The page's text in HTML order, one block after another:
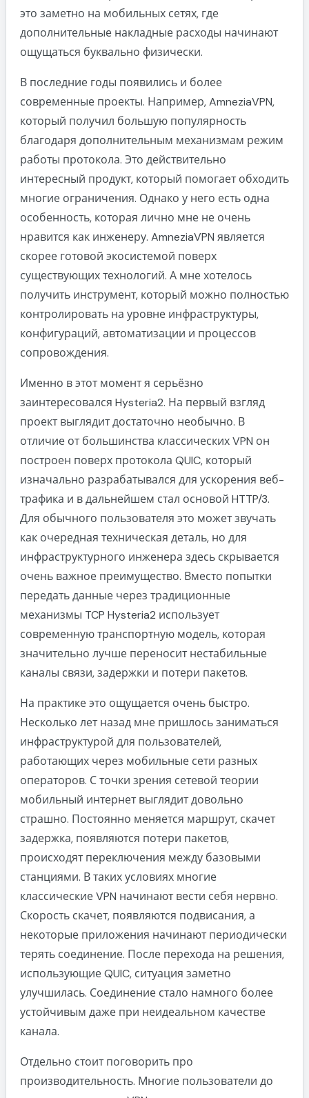
это заметно на мобильных сетях, где
дополнительные накладные расходы начинают
ощущаться буквально физически.
В последние годы появились и более
современные проекты. Например, AmneziaVPN,
который получил большую популярность
благодаря дополнительным механизмам режим
работы протокола. Это действительно
интересный продукт, который помогает обходить
многие ограничения. Однако у него есть одна
особенность, которая лично мне не очень
нравится как инженеру. AmneziaVPN является
скорее готовой экосистемой поверх
существующих технологий. А мне хотелось
получить инструмент, который можно полностью
контролировать на уровне инфраструктуры,
конфигураций, автоматизации и процессов
сопровождения.
Именно в этот момент я серьёзно
заинтересовался Hysteria2. На первый взгляд
проект выглядит достаточно необычно. В
отличие от большинства классических VPN он
построен поверх протокола QUIC, который
изначально разрабатывался для ускорения веб-
трафика и в дальнейшем стал основой HTTP/3.
Для обычного пользователя это может звучать
как очередная техническая деталь, но для
инфраструктурного инженера здесь скрывается
очень важное преимущество. Вместо попытки
передать данные через традиционные
механизмы TCP Hysteria2 использует
современную транспортную модель, которая
значительно лучше переносит нестабильные
каналы связи, задержки и потери пакетов.
На практике это ощущается очень быстро.
Несколько лет назад мне пришлось заниматься
инфраструктурой для пользователей,
работающих через мобильные сети разных
операторов. С точки зрения сетевой теории
мобильный интернет выглядит довольно
страшно. Постоянно меняется маршрут, скачет
задержка, появляются потери пакетов,
происходят переключения между базовыми
станциями. В таких условиях многие
классические VPN начинают вести себя нервно.
Скорость скачет, появляются подвисания, а
некоторые приложения начинают периодически
терять соединение. После перехода на решения,
использующие QUIC, ситуация заметно
улучшилась. Соединение стало намного более
устойчивым даже при неидеальном качестве
канала.
Отдельно стоит поговорить про
производительность. Многие пользователи до